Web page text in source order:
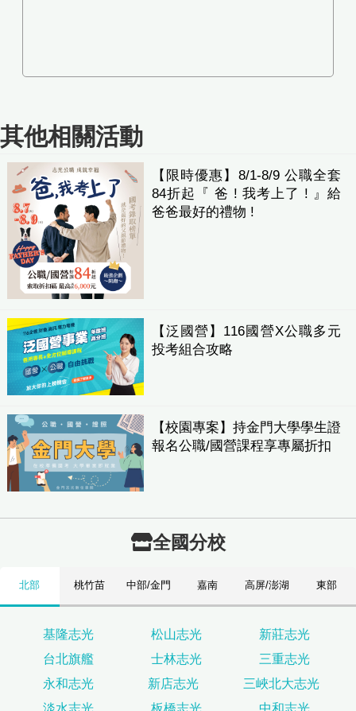
其他相關活動
【限時優惠】8/1-8/9 公職全套
84折起『 爸 ! 我考上了 ! 』給
爸爸最好的禮物 !
【泛國營】116國營X公職多元
投考組合攻略
【校園專案】持金門大學學生證
報名公職/國營課程享專屬折扣
全國分校
北部 桃竹苗 中部/金門 嘉南 高屏/澎湖 東部
基隆志光 松山志光
新莊志光
台北旗艦
士林志光
三重志光
永和志光
新店志光
三峽北大志光
淡水志光
板橋志光 中和志光